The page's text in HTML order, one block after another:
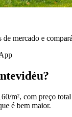
mercado e
m², com preço
é bem maior.